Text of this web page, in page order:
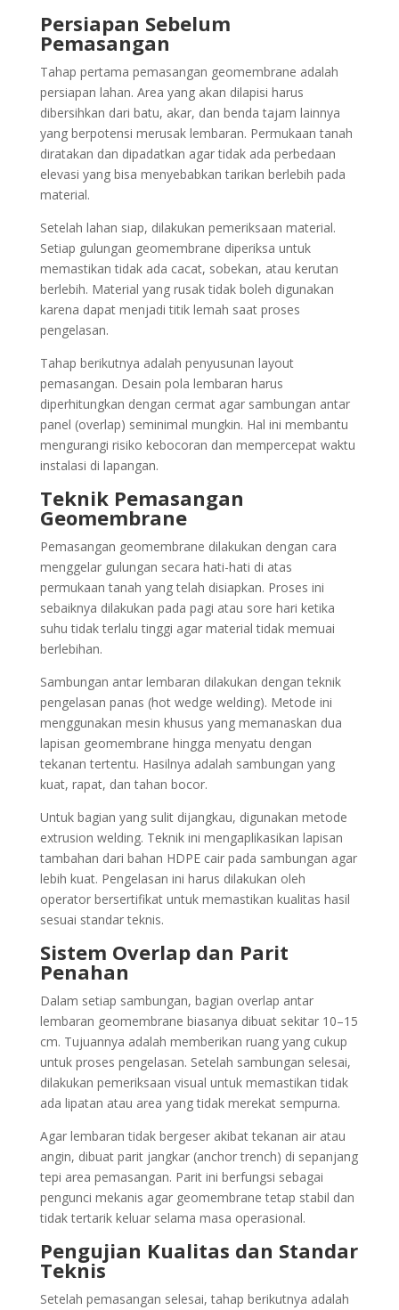
Persiapan Sebelum
Pemasangan
Tahap pertama pemasangan geomembrane adalah
persiapan lahan. Area yang akan dilapisi harus
dibersihkan dari batu, akar, dan benda tajam lainnya
yang berpotensi merusak lembaran. Permukaan tanah
diratakan dan dipadatkan agar tidak ada perbedaan
elevasi yang bisa menyebabkan tarikan berlebih pada
material.
Setelah lahan siap, dilakukan pemeriksaan material.
Setiap gulungan geomembrane diperiksa untuk
memastikan tidak ada cacat, sobekan, atau kerutan
berlebih. Material yang rusak tidak boleh digunakan
karena dapat menjadi titik lemah saat proses
pengelasan.
Tahap berikutnya adalah penyusunan layout
pemasangan. Desain pola lembaran harus
diperhitungkan dengan cermat agar sambungan antar
panel (overlap) seminimal mungkin. Hal ini membantu
mengurangi risiko kebocoran dan mempercepat waktu
instalasi di lapangan.
Teknik Pemasangan
Geomembrane
Pemasangan geomembrane dilakukan dengan cara
menggelar gulungan secara hati-hati di atas
permukaan tanah yang telah disiapkan. Proses ini
sebaiknya dilakukan pada pagi atau sore hari ketika
suhu tidak terlalu tinggi agar material tidak memuai
berlebihan.
Sambungan antar lembaran dilakukan dengan teknik
pengelasan panas (hot wedge welding). Metode ini
menggunakan mesin khusus yang memanaskan dua
lapisan geomembrane hingga menyatu dengan
tekanan tertentu. Hasilnya adalah sambungan yang
kuat, rapat, dan tahan bocor.
Untuk bagian yang sulit dijangkau, digunakan metode
extrusion welding. Teknik ini mengaplikasikan lapisan
tambahan dari bahan HDPE cair pada sambungan agar
lebih kuat. Pengelasan ini harus dilakukan oleh
operator bersertifikat untuk memastikan kualitas hasil
sesuai standar teknis.
Sistem Overlap dan Parit
Penahan
Dalam setiap sambungan, bagian overlap antar
lembaran geomembrane biasanya dibuat sekitar 10–15
cm. Tujuannya adalah memberikan ruang yang cukup
untuk proses pengelasan. Setelah sambungan selesai,
dilakukan pemeriksaan visual untuk memastikan tidak
ada lipatan atau area yang tidak merekat sempurna.
Agar lembaran tidak bergeser akibat tekanan air atau
angin, dibuat parit jangkar (anchor trench) di sepanjang
tepi area pemasangan. Parit ini berfungsi sebagai
pengunci mekanis agar geomembrane tetap stabil dan
tidak tertarik keluar selama masa operasional.
Pengujian Kualitas dan Standar
Teknis
Setelah pemasangan selesai, tahap berikutnya adalah